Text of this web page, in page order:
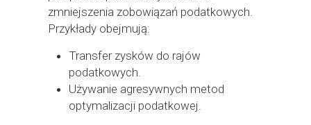
zmniejszenia zobowiązań podatkowych.
Przykłady obejmują:
Transfer zysków do rajów
podatkowych.
Używanie agresywnych metod
optymalizacji podatkowej.